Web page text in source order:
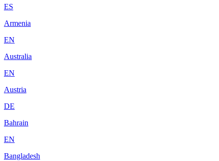
ES
Armenia
EN
Australia
EN
Austria
DE
Bahrain
EN
Bangladesh